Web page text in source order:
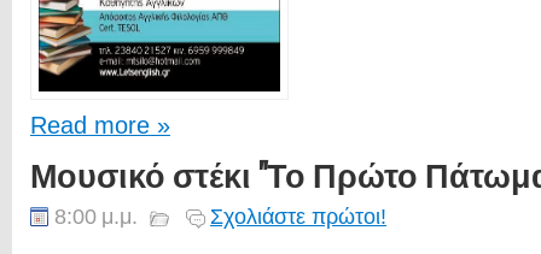
Read more »
Μουσικό στέκι "Το Πρώτο
8:00 μ.μ. Σχολιάστε πρώτοι!